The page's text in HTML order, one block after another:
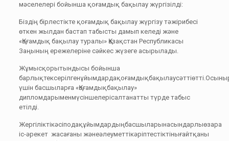
мәселелері бойынша қоғамдық бақылау жүргізілді:
Біздің бірлестікте қоғамдық бақылау жүргізу тәжірибесі
өткен жылдан бастап табысты дамып келеді және
«Қоғамдық бақылау туралы» Қазақстан Республикасы
Заңының ережелеріне сәйкес жүзеге асырылады.
Жұмысқорытындысы бойынша
үшін басшыларға «Қоғамдықбақылау»
дипломдарыменмүсіншелерісалтанатты түрде табыс
етілді.
Жергіліктікәсіподақұйымдардыңбасшыларынасындарлыөзара
іс-әрекет жасағаны жәнеәлеуметтікәріптестіктінығайтқаны